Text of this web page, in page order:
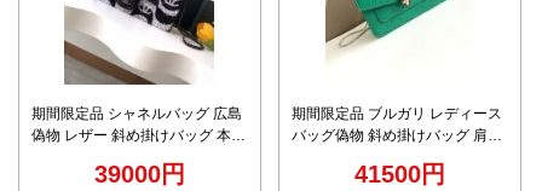
期間限定品 シャネルバッグ 広島
偽物 レザー 斜め掛けバッグ 本革
39000円
期間限定品 ブルガリ レディース
バッグ偽物 斜め掛けバッグ 肩掛
41500円